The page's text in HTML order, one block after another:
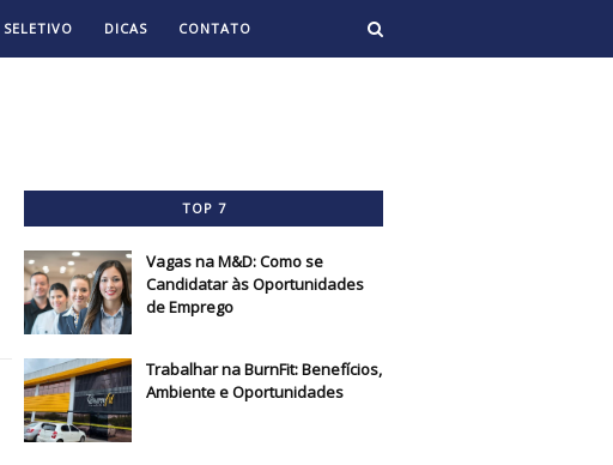
SELETIVO DICAS CONTATO
TOP 7
Vagas na M&D: Como se
Candidatar às Oportunidades
de Emprego
Trabalhar na BurnFit: Benefícios,
Ambiente e Oportunidades